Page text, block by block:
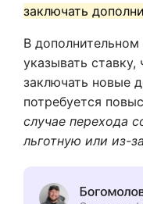
заключать
В дополнительном
указывать
заключать новые
потребуется
случае перехода
льготную или из-